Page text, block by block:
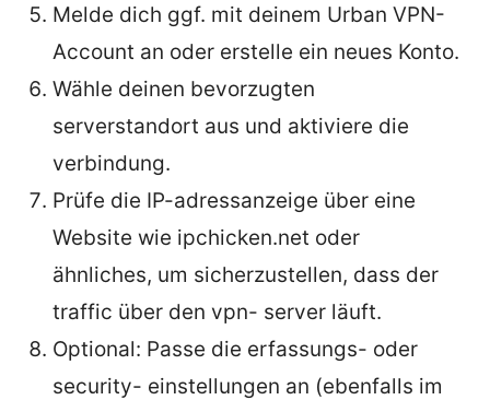
Melde dich ggf. mit deinem Urban VPN-
Account an oder erstelle ein neues Konto.
Wähle deinen bevorzugten
serverstandort aus und aktiviere die
verbindung.
Prüfe die IP-adressanzeige über eine
Website wie ipchicken.net oder
ähnliches, um sicherzustellen, dass der
traffic über den vpn- server läuft.
Optional: Passe die erfassungs- oder
security- einstellungen an (ebenfalls im